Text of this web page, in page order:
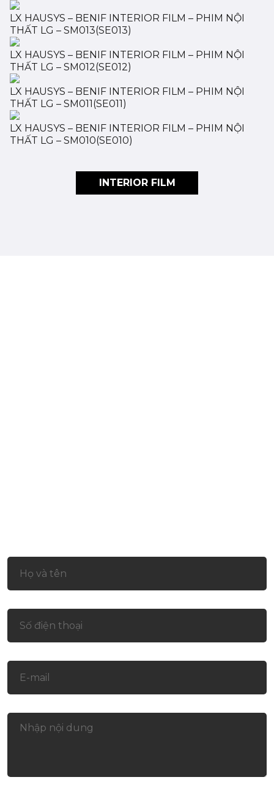
LX HAUSYS – BENIF INTERIOR FILM – PHIM NỘI
THẤT LG – SM013(SE013)
LX HAUSYS – BENIF INTERIOR FILM – PHIM NỘI
THẤT LG – SM012(SE012)
LX HAUSYS – BENIF INTERIOR FILM – PHIM NỘI
THẤT LG – SM011(SE011)
LX HAUSYS – BENIF INTERIOR FILM – PHIM NỘI
THẤT LG – SM010(SE010)
INTERIOR FILM